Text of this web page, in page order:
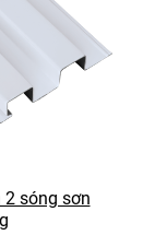
sóng sơn